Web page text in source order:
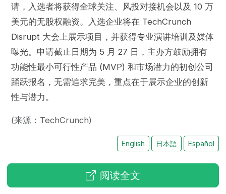
请，入选者将获得全球关注、风投对接机会以及 10 万
美元的无股权融资。入选企业将在 TechCrunch
Disrupt 大会上展示项目，并获得专业演讲培训及媒体
曝光。申请截止日期为 5 月 27 日，主办方鼓励拥有
功能性最小可行性产品 (MVP) 和市场潜力的初创公司
踊跃报名，无需追求完美，重点在于展示企业的创新
性与潜力。
(来源：TechCrunch)
English 日本語 Español
阅读全文